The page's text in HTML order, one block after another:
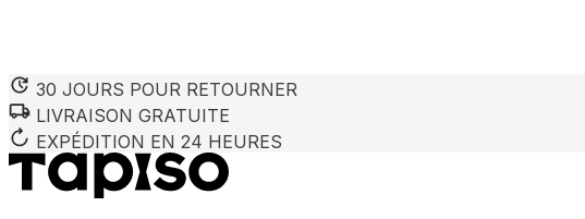
30 JOURS POUR RETOURNER
LIVRAISON GRATUITE
EXPÉDITION EN 24 HEURES